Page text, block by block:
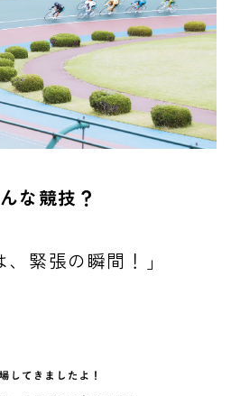
な競技？
、緊張の瞬間！」